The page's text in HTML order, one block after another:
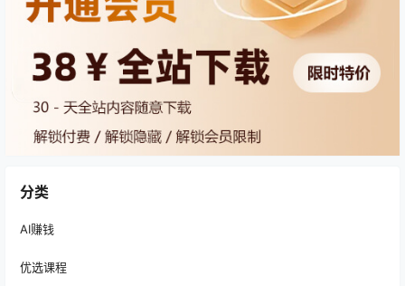
分类
AI赚钱
优选课程